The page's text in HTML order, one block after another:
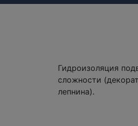
Гидроизоляция
сложности
лепнина).